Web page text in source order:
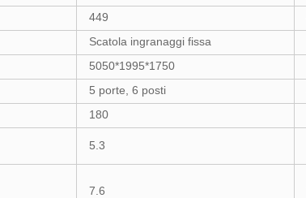
449
Scatola ingranaggi fissa
5050*1995*1750
5 porte, 6 posti
180
5.3
7.6